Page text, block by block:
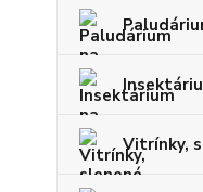
Vitrínky,